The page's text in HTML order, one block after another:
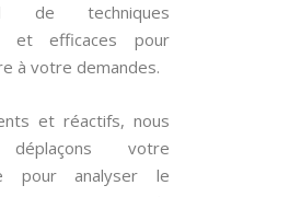
de techniques
et efficaces pour
à votre demandes.
et réactifs, nous
votre
pour analyser le